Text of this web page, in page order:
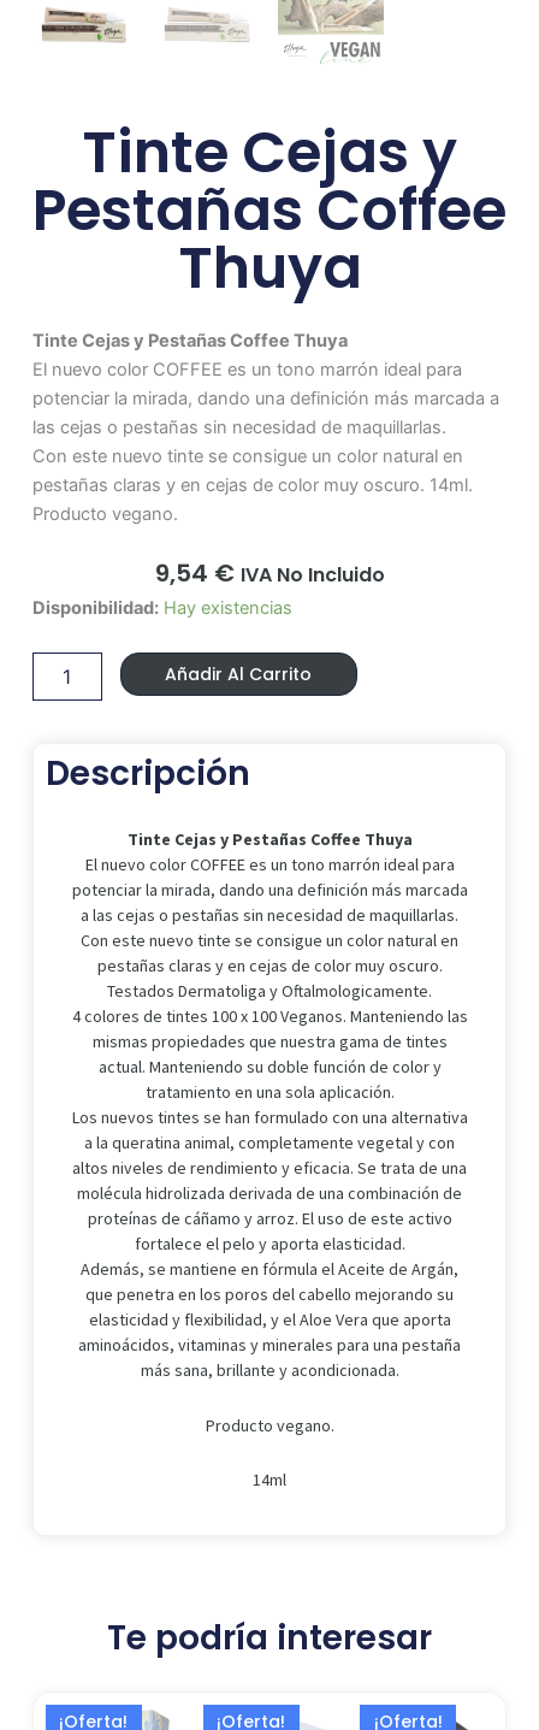
Tinte Cejas y
Pestañas Coffee
Thuya
Tinte Cejas y Pestañas Coffee Thuya
El nuevo color COFFEE es un tono marrón ideal para
potenciar la mirada, dando una definición más marcada a
las cejas o pestañas sin necesidad de maquillarlas.
Con este nuevo tinte se consigue un color natural en
pestañas claras y en cejas de color muy oscuro. 14ml.
Producto vegano.
9,54 € IVA No Incluido
Disponibilidad: Hay existencias
Tinte
y
Pestañas
Coffee
Añadir Al Carrito
Descripción
Tinte Cejas y Pestañas Coffee Thuya
El nuevo color COFFEE es un tono marrón ideal para
potenciar la mirada, dando una definición más marcada
a las cejas o pestañas sin necesidad de maquillarlas.
Con este nuevo tinte se consigue un color natural en
pestañas claras y en cejas de color muy oscuro.
Testados Dermatoliga y Oftalmologicamente.
4 colores de tintes 100 x 100 Veganos. Manteniendo las
mismas propiedades que nuestra gama de tintes
actual. Manteniendo su doble función de color y
tratamiento en una sola aplicación.
Los nuevos tintes se han formulado con una alternativa
a la queratina animal, completamente vegetal y con
altos niveles de rendimiento y eficacia. Se trata de una
molécula hidrolizada derivada de una combinación de
proteínas de cáñamo y arroz. El uso de este activo
fortalece el pelo y aporta elasticidad.
Además, se mantiene en fórmula el Aceite de Argán,
que penetra en los poros del cabello mejorando su
elasticidad y flexibilidad, y el Aloe Vera que aporta
aminoácidos, vitaminas y minerales para una pestaña
más sana, brillante y acondicionada.
Producto vegano.
14ml
Te podría interesar
¡Oferta!
El
El
¡Oferta!El
¡Oferta!